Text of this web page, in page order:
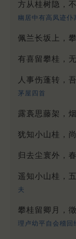
方从桂树隐，
幽居中有高凤迹仆
佩兰长坂上，
有喜留攀桂，
人事伤蓬转，
茅屋四首
露裛思藤架，
犹知小山桂，
归去尘寰外，
遥知小山桂，
夫
攀桂留卿月，
理卢幼平自会稽回